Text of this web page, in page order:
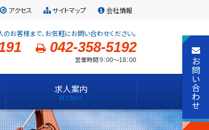
アクセス サイトマップ 会社情報
お客様まで、お気軽にお問い合わせください。
042-358-5192
営業時間 9：00～18：00
求人案内
お
問
い
合
わ
せ